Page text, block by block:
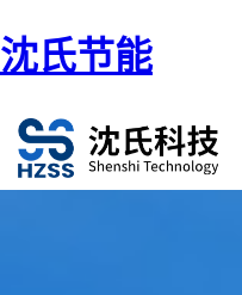
沈氏节能